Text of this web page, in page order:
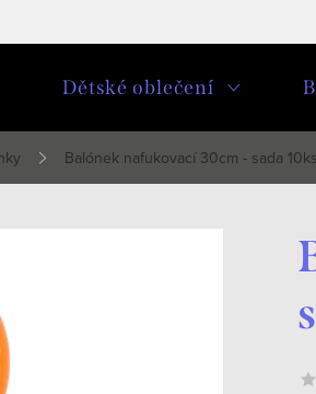
Dětské oblečení
Balónek nafukovací 30cm - sada